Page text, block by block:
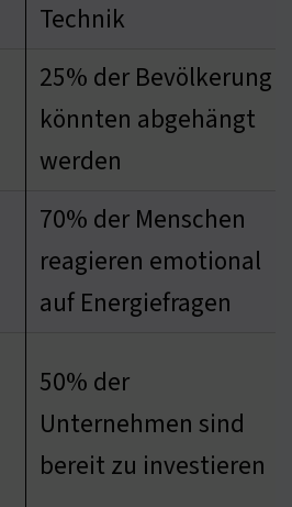
Technik
25% der Bevölkerung
könnten abgehängt
werden
70% der Menschen
reagieren emotional
auf Energiefragen
50% der
Unternehmen sind
bereit zu investieren